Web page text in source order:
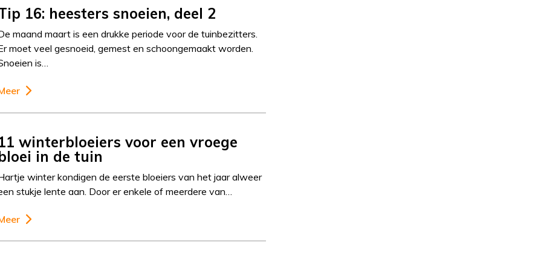
16: heesters snoeien, deel 2
maand maart is een drukke periode voor de tuinbezitters.
moet veel gesnoeid, gemest en schoongemaakt worden.
is…
winterbloeiers voor een vroege
in de tuin
winter kondigen de eerste bloeiers van het jaar alweer
stukje lente aan. Door er enkele of meerdere van…